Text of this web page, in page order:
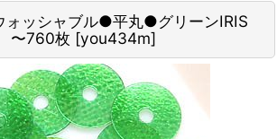
ォッシャブル●平丸●グリーンIRIS
〜760枚 [you434m]